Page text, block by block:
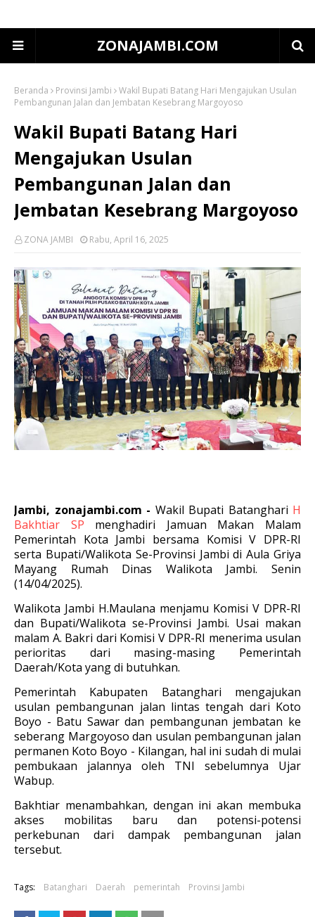
ZONAJAMBI.COM
Beranda Provinsi Jambi
Wakil Bupati Batang Hari Mengajukan Usulan
Pembangunan Jalan dan Jembatan Kesebrang Margoyoso
Wakil Bupati Batang Hari
Mengajukan Usulan
Pembangunan Jalan dan
Jembatan Kesebrang Margoyoso
ZONA JAMBI Rabu, April 16, 2025
Jambi, zonajambi.com - Wakil Bupati Batanghari H
Bakhtiar SP menghadiri Jamuan Makan Malam
Pemerintah Kota Jambi bersama Komisi V DPR-RI
serta Bupati/Walikota Se-Provinsi Jambi di Aula Griya
Mayang Rumah Dinas Walikota Jambi. Senin
(14/04/2025).
Walikota Jambi H.Maulana menjamu Komisi V DPR-RI
dan Bupati/Walikota se-Provinsi Jambi. Usai makan
malam A. Bakri dari Komisi V DPR-RI menerima usulan
perioritas dari masing-masing Pemerintah
Daerah/Kota yang di butuhkan.
Pemerintah Kabupaten Batanghari mengajukan
usulan pembangunan jalan lintas tengah dari Koto
Boyo - Batu Sawar dan pembangunan jembatan ke
seberang Margoyoso dan usulan pembangunan jalan
permanen Koto Boyo - Kilangan, hal ini sudah di mulai
pembukaan jalannya oleh TNI sebelumnya Ujar
Wabup.
Bakhtiar menambahkan, dengan ini akan membuka
akses mobilitas baru dan potensi-potensi
perkebunan dari dampak pembangunan jalan
tersebut.
Tags: Batanghari Daerah pemerintah Provinsi Jambi